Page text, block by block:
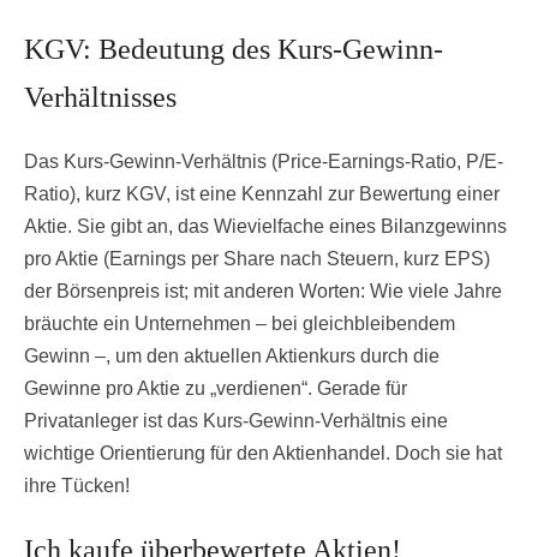
KGV: Bedeutung des Kurs-Gewinn-
Verhältnisses
Das Kurs-Gewinn-Verhältnis (Price-Earnings-Ratio, P/E-
Ratio), kurz KGV, ist eine Kennzahl zur Bewertung einer
Aktie. Sie gibt an, das Wievielfache eines Bilanzgewinns
pro Aktie (Earnings per Share nach Steuern, kurz EPS)
der Börsenpreis ist; mit anderen Worten: Wie viele Jahre
bräuchte ein Unternehmen – bei gleichbleibendem
Gewinn –, um den aktuellen Aktienkurs durch die
Gewinne pro Aktie zu „verdienen“. Gerade für
Privatanleger ist das Kurs-Gewinn-Verhältnis eine
wichtige Orientierung für den Aktienhandel. Doch sie hat
ihre Tücken!
Ich kaufe überbewertete Aktien!